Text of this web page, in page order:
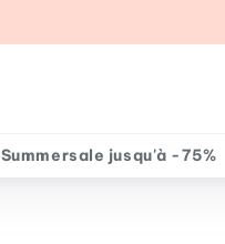
Summersale jusqu'à -75%